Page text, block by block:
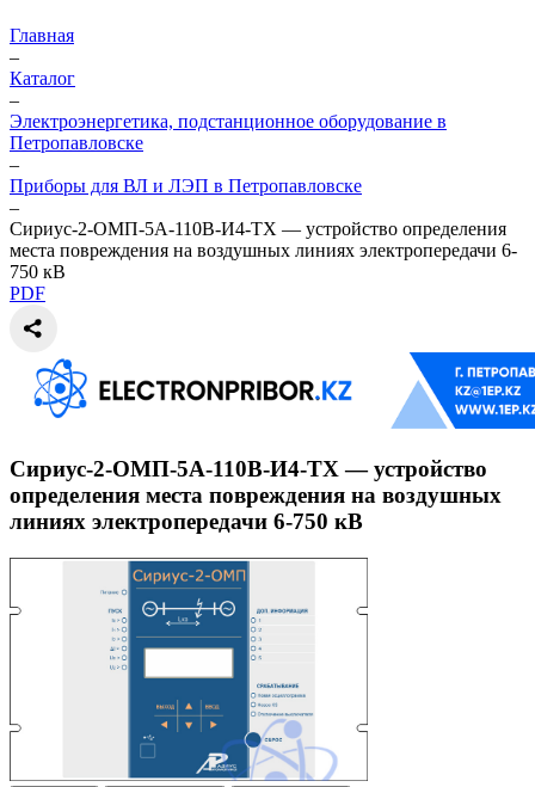
Главная
–
Каталог
–
Электроэнергетика, подстанционное оборудование в
Петропавловске
–
Приборы для ВЛ и ЛЭП в Петропавловске
–
Сириус-2-ОМП-5А-110В-И4-TX — устройство определения
места повреждения на воздушных линиях электропередачи 6-
750 кВ
PDF
Сириус-2-ОМП-5А-110В-И4-TX — устройство
определения места повреждения на воздушных
линиях электропередачи 6-750 кВ